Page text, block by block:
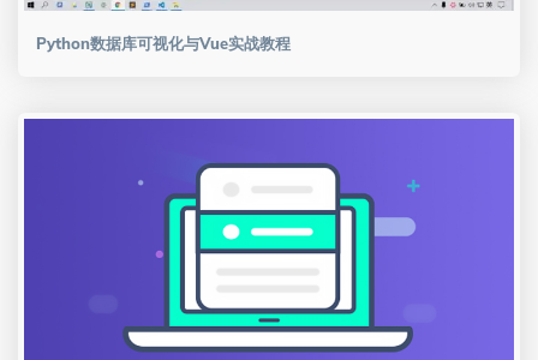
Python数据库可视化与Vue实战教程